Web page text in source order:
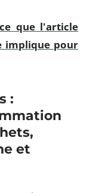
que l'article
implique pour
:
et